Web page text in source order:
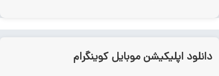
اپلیکیشن موبایل کوینگرام